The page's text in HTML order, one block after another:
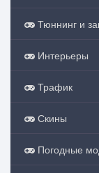
Тюннинг и
Интерьеры
Трафик
Скины
Погодные